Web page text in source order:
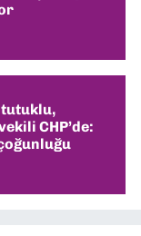
CHP’de: